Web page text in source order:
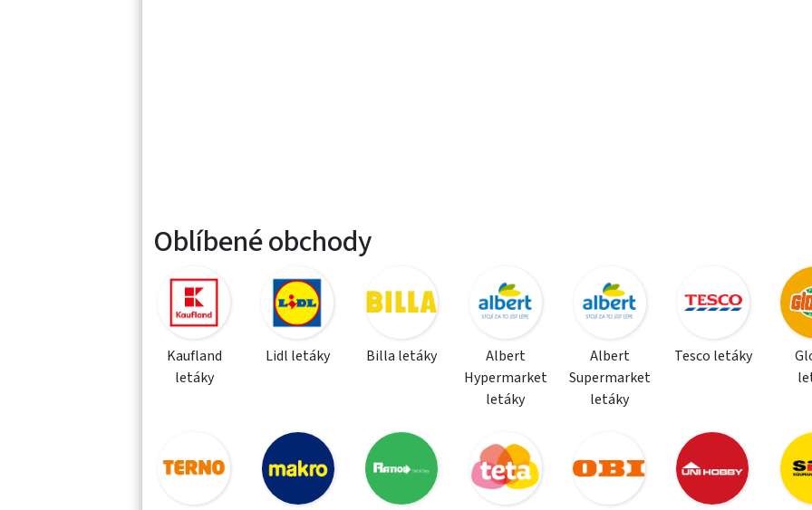
Oblíbené obchody
Kaufland
letáky
Lidl letáky Billa letáky
Albert
Hypermarket
letáky
Albert
Supermarket
letáky
Tesco letáky